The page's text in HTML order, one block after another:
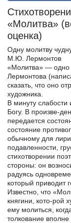
«Молитва»
оценка)
Одну молитву
М.Ю. Лермонтов
«Молитва» — одно
Лермонтова
сказать, что оно
художника.
В минуту
Богу. В произве-
передается
состояние
обычному для
подавленности,
стихотворении
стороны: он
радуясь
который приводит
Известно, что
княгини, кото-рой
ему молиться,
толкование вполне